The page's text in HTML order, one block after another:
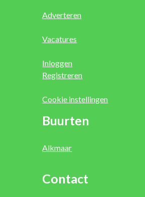
Adverteren
Vacatures
Inloggen
Registreren
Cookie instellingen
Buurten
Alkmaar
Contact